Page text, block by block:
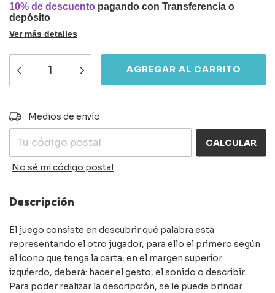
10% de descuento pagando con Transferencia o
depósito
Ver más detalles
Entregas para el CP:
Medios de envío
CALCULAR
No sé mi código postal
Descripción
El juego consiste en descubrir qué palabra está
representando el otro jugador, para ello el primero según
el ícono que tenga la carta, en el margen superior
izquierdo, deberá: hacer el gesto, el sonido o describir.
Para poder realizar la descripción, se le puede brindar